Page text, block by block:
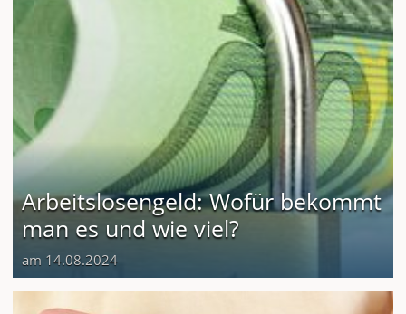
Arbeitslosengeld: Wofür bekommt
man es und wie viel?
am 14.08.2024